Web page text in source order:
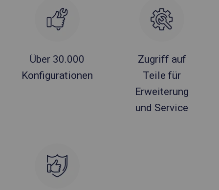
Über 30.000
Konfigurationen
Zugriff auf
Teile für
Erweiterung
und Service